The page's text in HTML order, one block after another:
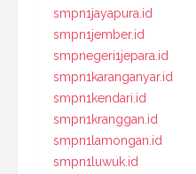
smpn1jayapura.id
smpn1jember.id
smpnegeri1jepara.id
smpn1karanganyar.id
smpn1kendari.id
smpn1kranggan.id
smpn1lamongan.id
smpn1luwuk.id